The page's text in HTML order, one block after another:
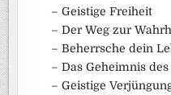
– Geistige Freiheit
– Der Weg zur
– Beherrsche dein
– Das Geheimnis
– Geistige